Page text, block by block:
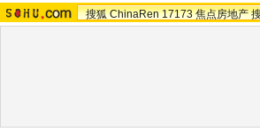
搜狐 ChinaRen 17173 焦点房地产